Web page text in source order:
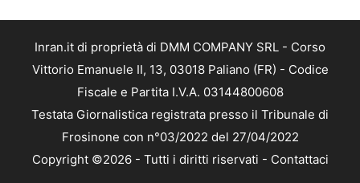
Inran.it di proprietà di DMM COMPANY SRL - Corso
Vittorio Emanuele II, 13, 03018 Paliano (FR) - Codice
Fiscale e Partita I.V.A. 03144800608
Testata Giornalistica registrata presso il Tribunale di
Frosinone con n°03/2022 del 27/04/2022
Copyright ©2026 - Tutti i diritti riservati - Contattaci